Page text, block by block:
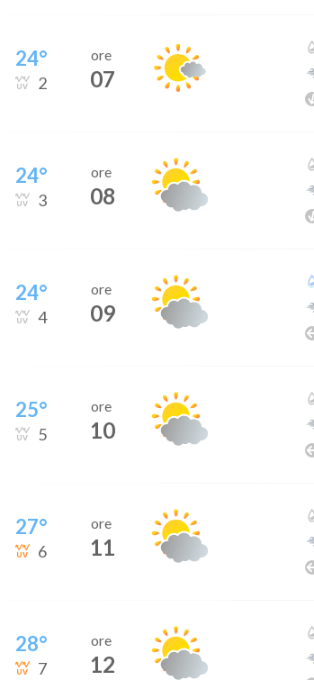
24°
2
ore
07
24°
3
ore
08
24°
4
ore
09
25°
5
ore
10
27°
6
ore
11
28°
7
ore
12